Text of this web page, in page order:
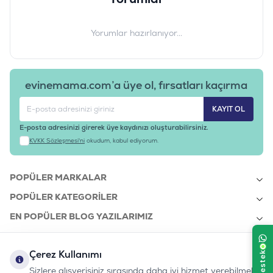
Küçük Irk / Mini, Orta Irk / Medium, Büyük
Ürün Ağırlığı
:
12 KG ve Üzeri
Barkod
:
8595602510047
Tedarikçi
Ürün Kodu
: B32718
Yorumlar hazırlanıyor...
evinemama.com’a üye ol, fırsatları kaçırma
KAYIT OL
E-posta adresinizi girerek üye kaydınızı oluşturabilirsiniz.
KVKK Sözleşmesi'ni okudum, kabul ediyorum.
POPÜLER MARKALAR
POPÜLER KATEGORILER
EN POPÜLER BLOG YAZILARIMIZ
KURUMSAL
Çerez Kullanımı
Sizlere alışverişiniz sırasında daha iyi hizmet verebilmek